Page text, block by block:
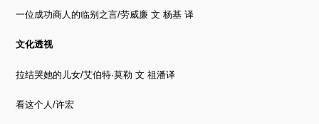
一位成功商人的临别之言/劳威廉 文 杨基 译
文化透视
拉结哭她的儿女/艾伯特·莫勒 文 祖潘译
看这个人/许宏